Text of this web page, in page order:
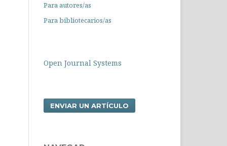
Para autores/as
Para bibliotecarios/as
Open Journal Systems
ENVIAR UN ARTÍCULO